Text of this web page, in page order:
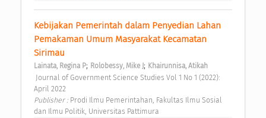
Kebijakan Pemerintah dalam Penyedian Lahan
Pemakaman Umum Masyarakat Kecamatan
Sirimau
Lainata, Regina P; Rolobessy, Mike J; Khairunnisa, Atikah
April 2022
Publisher : Prodi Ilmu Pemerintahan, Fakultas Ilmu Sosial
dan Ilmu Politik, Universitas Pattimura